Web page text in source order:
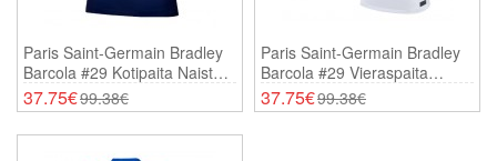
Paris Saint-Germain Bradley
Barcola #29 Kotipaita Naisten
2025-26 Lyhythihainen
37.75€99.38€
Paris Saint-Germain Bradley
Barcola #29 Vieraspaita
Naisten 2025-26
Lyhythihainen
37.75€99.38€